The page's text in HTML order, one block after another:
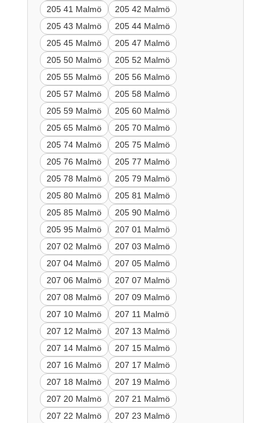
205 41 Malmö
205 42 Malmö
205 43 Malmö
205 44 Malmö
205 45 Malmö
205 47 Malmö
205 50 Malmö
205 52 Malmö
205 55 Malmö
205 56 Malmö
205 57 Malmö
205 58 Malmö
205 59 Malmö
205 60 Malmö
205 65 Malmö
205 70 Malmö
205 74 Malmö
205 75 Malmö
205 76 Malmö
205 77 Malmö
205 78 Malmö
205 79 Malmö
205 80 Malmö
205 81 Malmö
205 85 Malmö
205 90 Malmö
205 95 Malmö
207 01 Malmö
207 02 Malmö
207 03 Malmö
207 04 Malmö
207 05 Malmö
207 06 Malmö
207 07 Malmö
207 08 Malmö
207 09 Malmö
207 10 Malmö
207 11 Malmö
207 12 Malmö
207 13 Malmö
207 14 Malmö
207 15 Malmö
207 16 Malmö
207 17 Malmö
207 18 Malmö
207 19 Malmö
207 20 Malmö
207 21 Malmö
207 22 Malmö
207 23 Malmö